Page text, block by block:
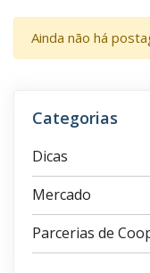
Ainda não há
Categorias
Dicas
Mercado
Parcerias de